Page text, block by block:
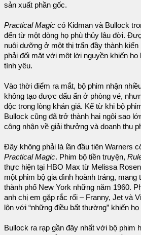
sản xuất phần gốc.
Practical Magic có Kidman và Bullock
đến từ một dòng họ phù thủy lâu đời.
nuôi dưỡng ở một thị trấn đầy thành
phải đối mặt với một lời nguyền khiến
tình yêu.
Vào thời điểm ra mắt, bộ phim nhận
không tạo được dấu ấn ở phòng vé,
độc trong lòng khán giả. Kể từ khi bộ
Bullock cũng đã trở thành hai ngôi sao
công nhận về giải thưởng và doanh thu
Đây không phải là lần đầu tiên Warners
Practical Magic. Phim bộ tiền truyện,
thực hiện tại HBO Max từ Melissa
một phim bộ gia đình hoành tráng, mang
thành phố New York những năm 1960.
anh chị em gặp rắc rối – Franny, Jet và
lộn với “những điều bất thường” khiến họ
Bullock ra rạp gần đây nhất với bộ phim